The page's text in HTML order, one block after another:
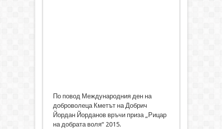
По повод Международния ден на
доброволеца Кметът на Добрич
Йордан Йорданов връчи приза „Рицар
на добрата воля“ 2015.